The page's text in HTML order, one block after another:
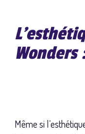
Même si